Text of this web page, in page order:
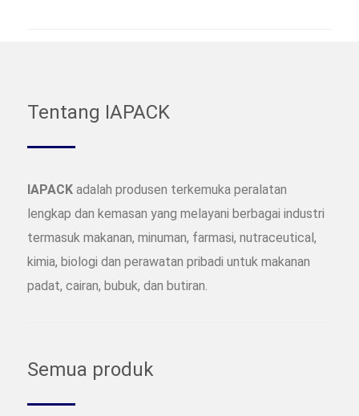
Tentang IAPACK
IAPACK adalah produsen terkemuka peralatan
lengkap dan kemasan yang melayani berbagai industri
termasuk makanan, minuman, farmasi, nutraceutical,
kimia, biologi dan perawatan pribadi untuk makanan
padat, cairan, bubuk, dan butiran.
Semua produk